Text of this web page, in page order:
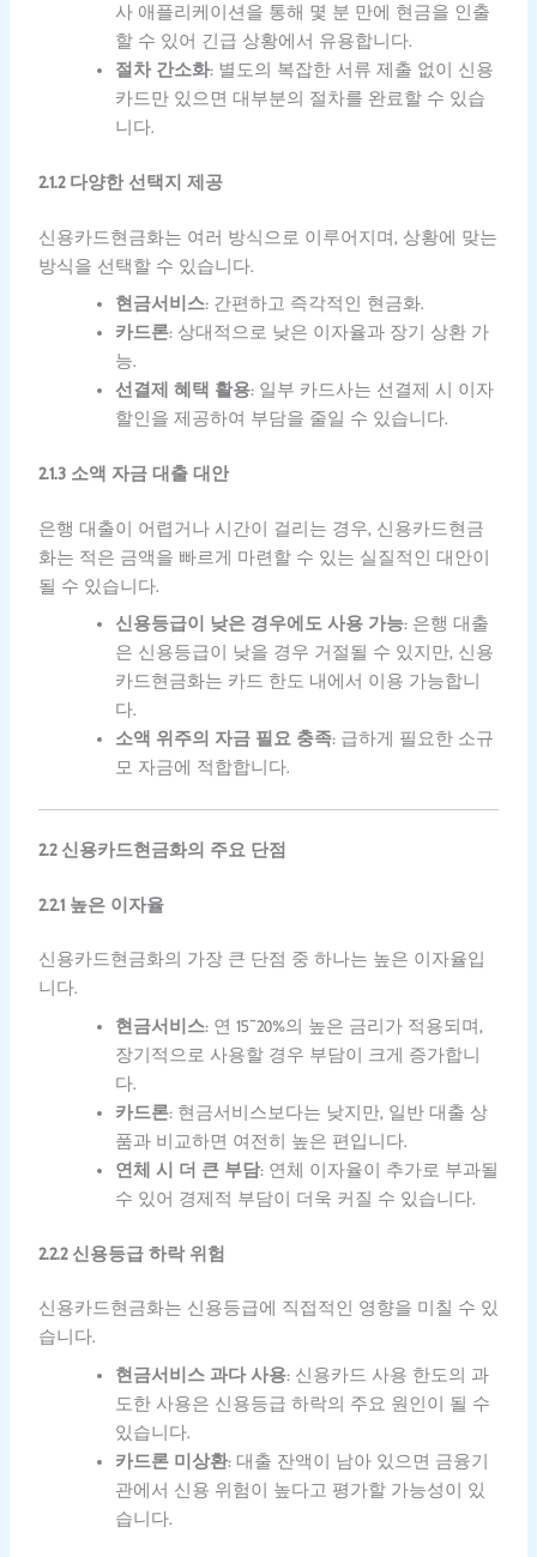
사 애플리케이션을 통해 몇 분 만에 현금을 인출
할 수 있어 긴급 상황에서 유용합니다.
절차 간소화: 별도의 복잡한 서류 제출 없이 신용
카드만 있으면 대부분의 절차를 완료할 수 있습
니다.
2.1.2 다양한 선택지 제공
신용카드현금화는 여러 방식으로 이루어지며, 상황에 맞는
방식을 선택할 수 있습니다.
현금서비스: 간편하고 즉각적인 현금화.
카드론: 상대적으로 낮은 이자율과 장기 상환 가
능.
선결제 혜택 활용: 일부 카드사는 선결제 시 이자
할인을 제공하여 부담을 줄일 수 있습니다.
2.1.3 소액 자금 대출 대안
은행 대출이 어렵거나 시간이 걸리는 경우, 신용카드현금
화는 적은 금액을 빠르게 마련할 수 있는 실질적인 대안이
될 수 있습니다.
신용등급이 낮은 경우에도 사용 가능: 은행 대출
은 신용등급이 낮을 경우 거절될 수 있지만, 신용
카드현금화는 카드 한도 내에서 이용 가능합니
다.
소액 위주의 자금 필요 충족: 급하게 필요한 소규
모 자금에 적합합니다.
2.2 신용카드현금화의 주요 단점
2.2.1 높은 이자율
신용카드현금화의 가장 큰 단점 중 하나는 높은 이자율입
니다.
현금서비스: 연 15~20%의 높은 금리가 적용되며,
장기적으로 사용할 경우 부담이 크게 증가합니
다.
카드론: 현금서비스보다는 낮지만, 일반 대출 상
품과 비교하면 여전히 높은 편입니다.
연체 시 더 큰 부담: 연체 이자율이 추가로 부과될
수 있어 경제적 부담이 더욱 커질 수 있습니다.
2.2.2 신용등급 하락 위험
신용카드현금화는 신용등급에 직접적인 영향을 미칠 수 있
습니다.
현금서비스 과다 사용: 신용카드 사용 한도의 과
도한 사용은 신용등급 하락의 주요 원인이 될 수
있습니다.
카드론 미상환: 대출 잔액이 남아 있으면 금융기
관에서 신용 위험이 높다고 평가할 가능성이 있
습니다.